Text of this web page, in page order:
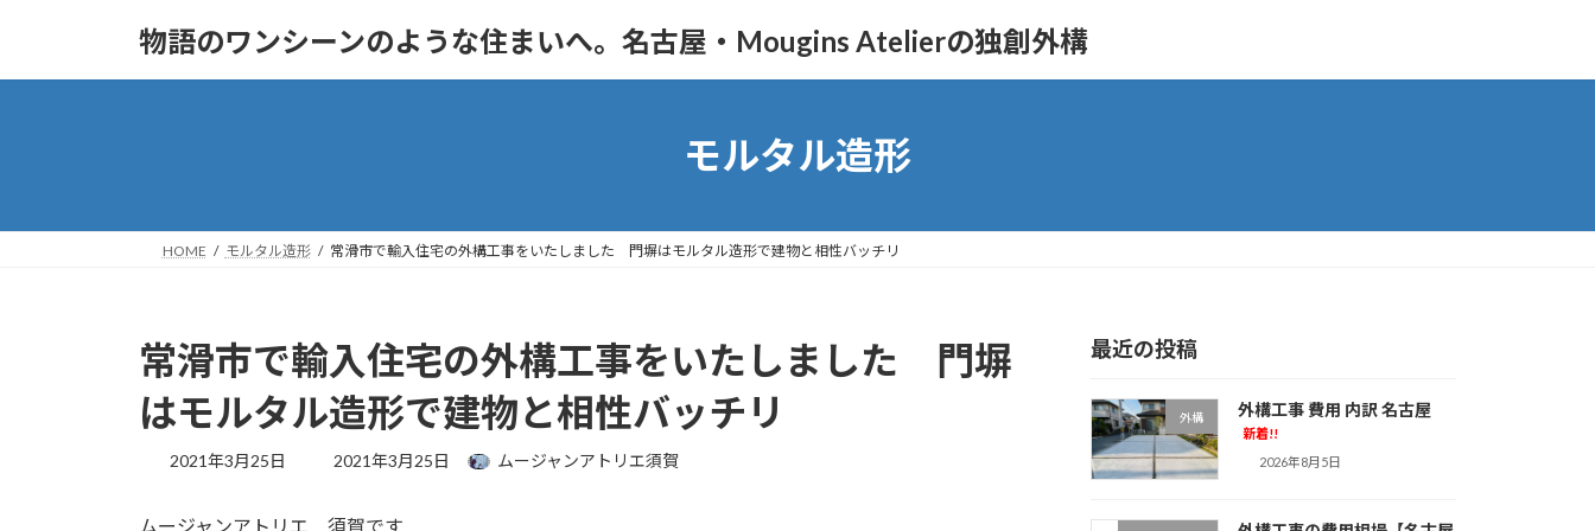
物語のワンシーンのような住まいへ。名古屋・Mougins Atelierの独創外構
モルタル造形
HOME モルタル造形 常滑市で輸入住宅の外構工事をいたしました 門塀はモルタル造形で建物と相性バッチリ
常滑市で輸入住宅の外構工事をいたしました 門塀
はモルタル造形で建物と相性バッチリ
2021年3月25日
最
2021年3月25日 ムージャンアトリエ須賀
ムージャンアトリエ 須賀です
最近の投稿
外構 外構工事 費用 内訳 名古屋
新着!!
2026年8月5日